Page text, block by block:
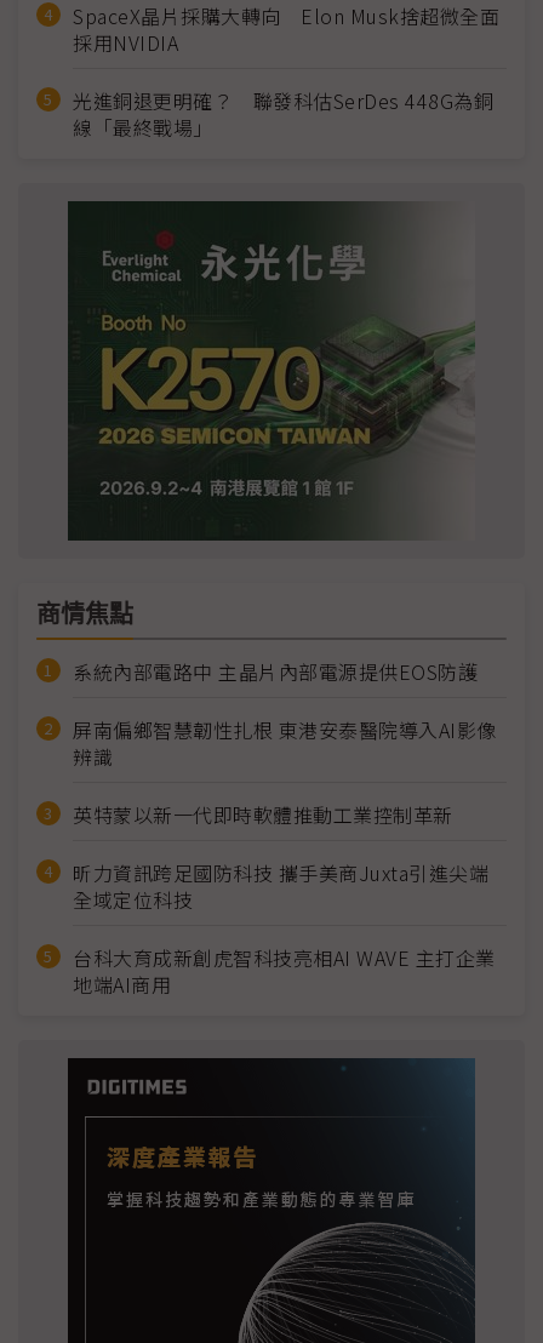
SpaceX晶片採購大轉向 Elon Musk捨超微全面
採用NVIDIA
光進銅退更明確？ 聯發科估SerDes 448G為銅
線「最終戰場」
商情焦點
系統內部電路中 主晶片內部電源提供EOS防護
屏南偏鄉智慧韌性扎根 東港安泰醫院導入AI影像
辨識
英特蒙以新一代即時軟體推動工業控制革新
昕力資訊跨足國防科技 攜手美商Juxta引進尖端
全域定位科技
台科大育成新創虎智科技亮相AI WAVE 主打企業
地端AI商用